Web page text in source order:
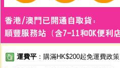
運費平 ：購滿HK$200起免運費政策